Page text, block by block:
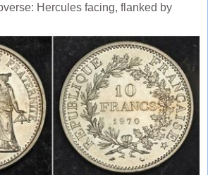
Hercules facing, flanked by